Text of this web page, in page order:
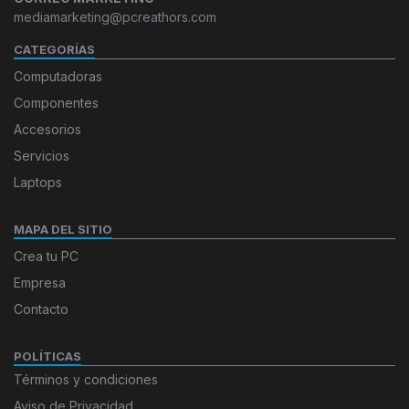
mediamarketing@pcreathors.com
CATEGORÍAS
Computadoras
Componentes
Accesorios
Servicios
Laptops
MAPA DEL SITIO
Crea tu PC
Empresa
Contacto
POLÍTICAS
Términos y condiciones